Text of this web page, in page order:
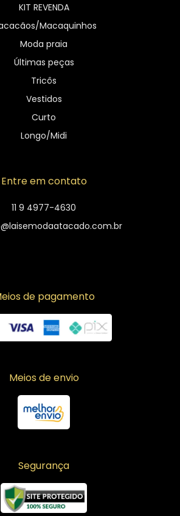
KIT REVENDA
Macaquinhos
Moda praia
Últimas peças
Tricôs
Vestidos
Curto
Longo/Midi
Entre em contato
11 9 4977-4630
de pagamento
Meios de envio
Segurança